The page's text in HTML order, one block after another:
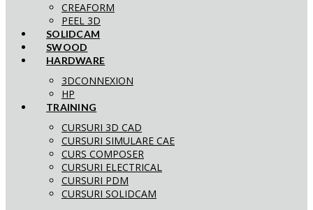
CREAFORM
PEEL 3D
SOLIDCAM
SWOOD
HARDWARE
3DCONNEXION
HP
TRAINING
CURSURI 3D CAD
CURSURI SIMULARE CAE
CURS COMPOSER
CURSURI ELECTRICAL
CURSURI PDM
CURSURI SOLIDCAM